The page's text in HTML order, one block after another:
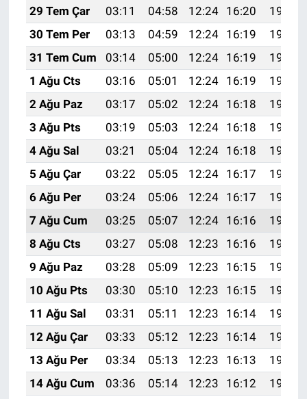
29 Tem Çar
03:11 04:58 12:24 16:20
19:40
30 Tem Per
03:13 04:59 12:24 16:19
19:39
31 Tem Cum
03:14 05:00 12:24 16:19
19:38
1 Ağu Cts
03:16 05:01 12:24 16:19
19:37
2 Ağu Paz
03:17 05:02 12:24 16:18
19:36
3 Ağu Pts
03:19 05:03 12:24 16:18
19:35
4 Ağu Sal
03:21 05:04 12:24 16:18
19:34
5 Ağu Çar
03:22 05:05 12:24 16:17
19:33
6 Ağu Per
03:24 05:06 12:24 16:17
19:32
7 Ağu Cum
03:25 05:07 12:24 16:16
19:30
8 Ağu Cts
03:27 05:08 12:23 16:16
19:29
9 Ağu Paz
03:28 05:09 12:23 16:15
19:28
10 Ağu Pts
03:30 05:10 12:23 16:15
19:27
11 Ağu Sal
03:31 05:11 12:23 16:14
19:25
12 Ağu Çar
03:33 05:12 12:23 16:14
19:24
13 Ağu Per
03:34 05:13 12:23 16:13
19:23
14 Ağu Cum
03:36 05:14 12:23 16:12
19:21